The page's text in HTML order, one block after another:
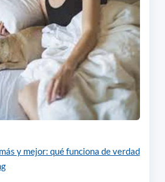
y mejor: qué funciona de verdad